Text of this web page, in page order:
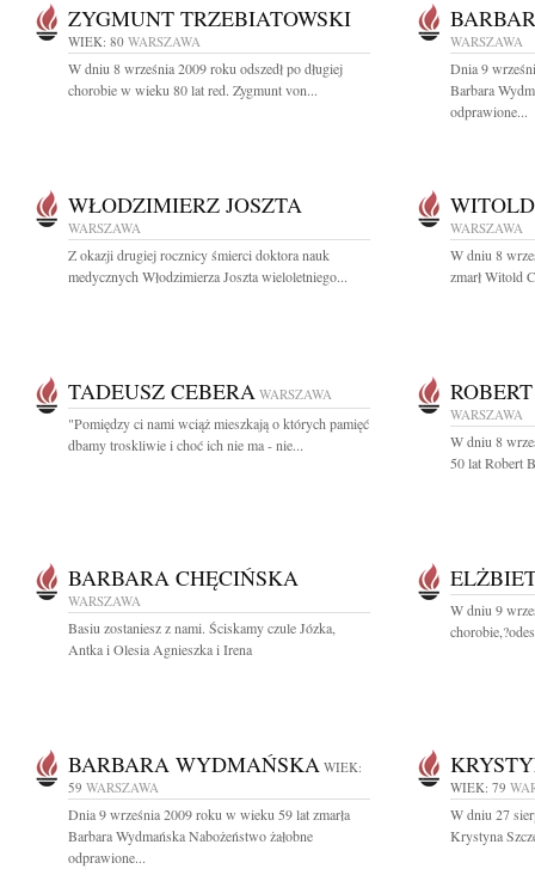
ZYGMUNT TRZEBIATOWSKI
WIEK: 80 WARSZAWA
W dniu 8 września 2009 roku odszedł po długiej
chorobie w wieku 80 lat red. Zygmunt von...
WARSZAWA
Dnia 9
Barbara
odprawione...
WŁODZIMIERZ JOSZTA
WARSZAWA
Z okazji drugiej rocznicy śmierci doktora nauk
medycznych Włodzimierza Joszta wieloletniego...
WARSZAWA
W dniu 8
zmarł Witold
TADEUSZ CEBERA WARSZAWA
"Pomiędzy ci nami wciąż mieszkają o których pamięć
dbamy troskliwie i choć ich nie ma - nie...
WARSZAWA
W dniu 8
50 lat Robert
BARBARA CHĘCIŃSKA
WARSZAWA
Basiu zostaniesz z nami. Ściskamy czule Józka,
Antka i Olesia Agnieszka i Irena
W dniu 9
BARBARA WYDMAŃSKA WIEK:
59 WARSZAWA
Dnia 9 września 2009 roku w wieku 59 lat zmarła
Barbara Wydmańska Nabożeństwo żałobne
odprawione...
WIEK: 79
W dniu 27
Krystyna